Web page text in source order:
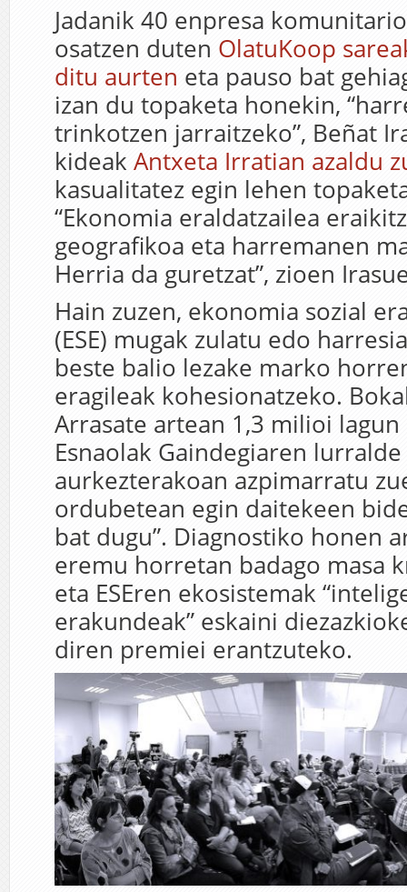
Jadanik 40 enpresa
osatzen duten OlatuKoop
ditu aurten eta pauso bat
izan du topaketa honekin,
trinkotzen jarraitzeko”, Beñat
kideak Antxeta Irratian azaldu
kasualitatez egin lehen
“Ekonomia eraldatzailea
geografikoa eta harremanen
Herria da guretzat”, zioen
Hain zuzen, ekonomia sozial
(ESE) mugak zulatu edo
beste balio lezake marko
eragileak kohesionatzeko.
Arrasate artean 1,3 milioi
Esnaolak Gaindegiaren
aurkezterakoan azpimarratu
ordubetean egin daitekeen
bat dugu”. Diagnostiko honen
eremu horretan badago masa
eta ESEren ekosistemak
erakundeak” eskaini
diren premiei erantzuteko.